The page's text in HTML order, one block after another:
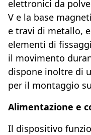
elettronici da
V e la base
e travi di metallo,
elementi di
il movimento
dispone inoltre di
per il montaggio
Alimentazione e
Il dispositivo